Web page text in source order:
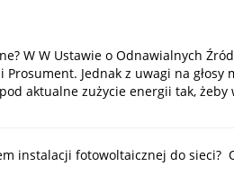
W W Ustawie o Odnawialnych
Jednak z uwagi na
aktualne zużycie energii tak, żeby
instalacji fotowoltaicznej do